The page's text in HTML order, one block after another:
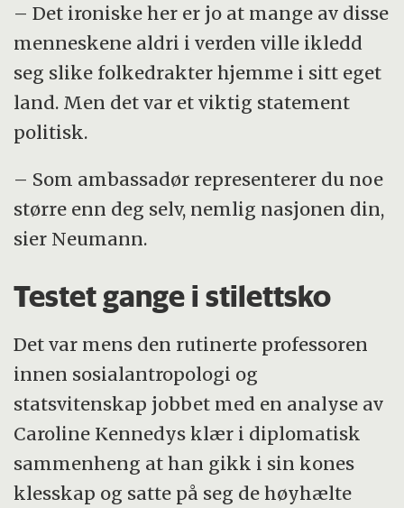
– Det ironiske her er jo at mange av disse
menneskene aldri i verden ville ikledd
seg slike folkedrakter hjemme i sitt eget
land. Men det var et viktig statement
politisk.
– Som ambassadør representerer du noe
større enn deg selv, nemlig nasjonen din,
sier Neumann.
Testet gange i stilettsko
Det var mens den rutinerte professoren
innen sosialantropologi og
statsvitenskap jobbet med en analyse av
Caroline Kennedys klær i diplomatisk
sammenheng at han gikk i sin kones
klesskap og satte på seg de høyhælte